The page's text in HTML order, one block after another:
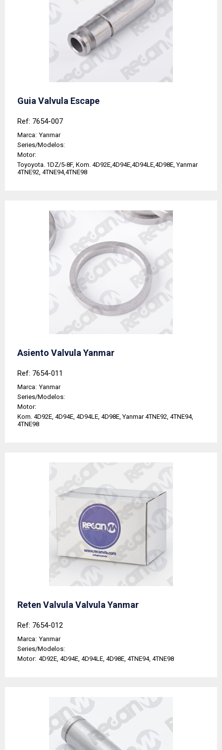
Guia Valvula Escape
Ref: 7654-007
Marca: Yanmar
Series/Modelos:
Motor:
Toyoyota. 1DZ/5-8F, Kom. 4D92E,4D94E,4D94LE,4D98E, Yanmar
4TNE92, 4TNE94,4TNE98
Asiento Valvula Yanmar
Ref: 7654-011
Marca: Yanmar
Series/Modelos:
Motor:
Kom. 4D92E, 4D94E, 4D94LE, 4D98E, Yanmar 4TNE92, 4TNE94,
4TNE98
Reten Valvula Valvula Yanmar
Ref: 7654-012
Marca: Yanmar
Series/Modelos:
Motor: 4D92E, 4D94E, 4D94LE, 4D98E, 4TNE94, 4TNE98